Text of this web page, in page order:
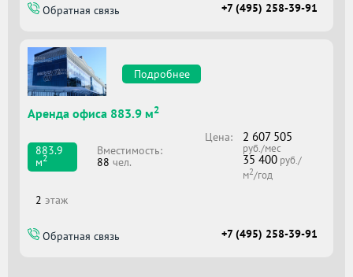
Обратная связь +7 (495) 258-39-91
Подробнее
Аренда офиса 883.9 м2
883.9
м2
Вместимоcть:
88 чел.
Цена: 2 607 505
руб./мес
35 400 руб./
м2/год
2 этаж
Обратная связь +7 (495) 258-39-91